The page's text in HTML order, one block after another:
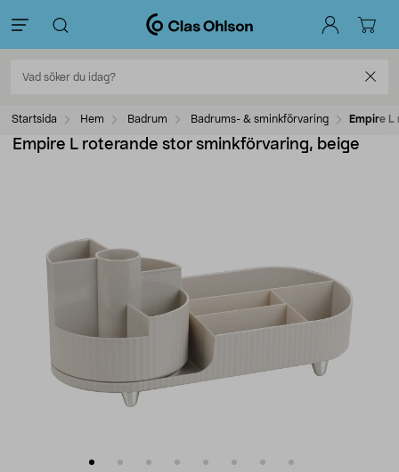
Startsida Hem Badrum Badrums- & sminkförvaring Empire
Empire L roterande stor sminkförvaring, beige